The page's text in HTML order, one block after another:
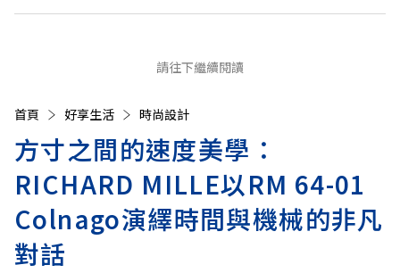
請往下繼續閱讀
首頁 好享生活 時尚設計
方寸之間的速度美學：
RICHARD MILLE以RM 64-01
Colnago演繹時間與機械的非凡
對話